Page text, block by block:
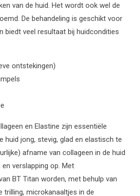
van de huid. Het wordt ook wel de
De behandeling is geschikt voor
biedt veel resultaat bij huidcondities
ontstekingen)
en Elastine zijn essentiële
huid jong, stevig, glad en elastisch te
afname van collageen in de huid
verslapping op. Met
BT Titan worden, met behulp van
trilling, microkanaaltjes in de